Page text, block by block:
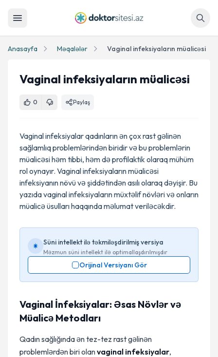
Anasayfa Məqalələr Vaginal infeksiyaların müalicəsi
Vaginal infeksiyaların müalicəsi
0 Paylaş
Vaginal infeksiyalar qadınların ən çox rast gəlinən
sağlamlıq problemlərindən biridir və bu problemlərin
müalicəsi həm tibbi, həm də profilaktik olaraq mühüm
rol oynayır. Vaginal infeksiyaların müalicəsi
infeksiyanın növü və şiddətindən asılı olaraq dəyişir. Bu
yazıda vaginal infeksiyaların müxtəlif növləri və onların
müalicə üsulları haqqında məlumat veriləcəkdir.
Süni intellekt ilə təkmiləşdirilmiş versiya
Məzmun süni intellekt ilə optimallaşdırılmışdır
Orijinal Versiyanı Gör
Vaginal İnfeksiyalar: Əsas Növlər və
Müalicə Metodları
Qadın sağlığında ən tez-tez rast gəlinən
problemlərdən biri olanvaginal infeksiyalar,